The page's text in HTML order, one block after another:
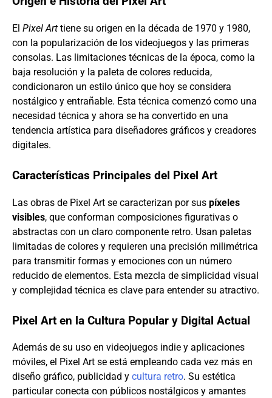
El Pixel Art tiene su origen en la década de 1970 y 1980,
con la popularización de los videojuegos y las primeras
consolas. Las limitaciones técnicas de la época, como la
baja resolución y la paleta de colores reducida,
condicionaron un estilo único que hoy se considera
nostálgico y entrañable. Esta técnica comenzó como una
necesidad técnica y ahora se ha convertido en una
tendencia artística para diseñadores gráficos y creadores
digitales.
Características Principales del Pixel Art
Las obras de Pixel Art se caracterizan por sus píxeles
visibles, que conforman composiciones figurativas o
abstractas con un claro componente retro. Usan paletas
limitadas de colores y requieren una precisión milimétrica
para transmitir formas y emociones con un número
reducido de elementos. Esta mezcla de simplicidad visual
y complejidad técnica es clave para entender su atractivo.
Pixel Art en la Cultura Popular y Digital Actual
Además de su uso en videojuegos indie y aplicaciones
móviles, el Pixel Art se está empleando cada vez más en
diseño gráfico, publicidad y cultura retro. Su estética
particular conecta con públicos nostálgicos y amantes